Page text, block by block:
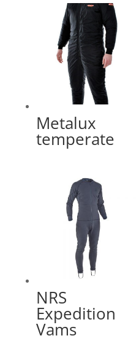
Metalux
temperate
NRS
Expedition
Vams